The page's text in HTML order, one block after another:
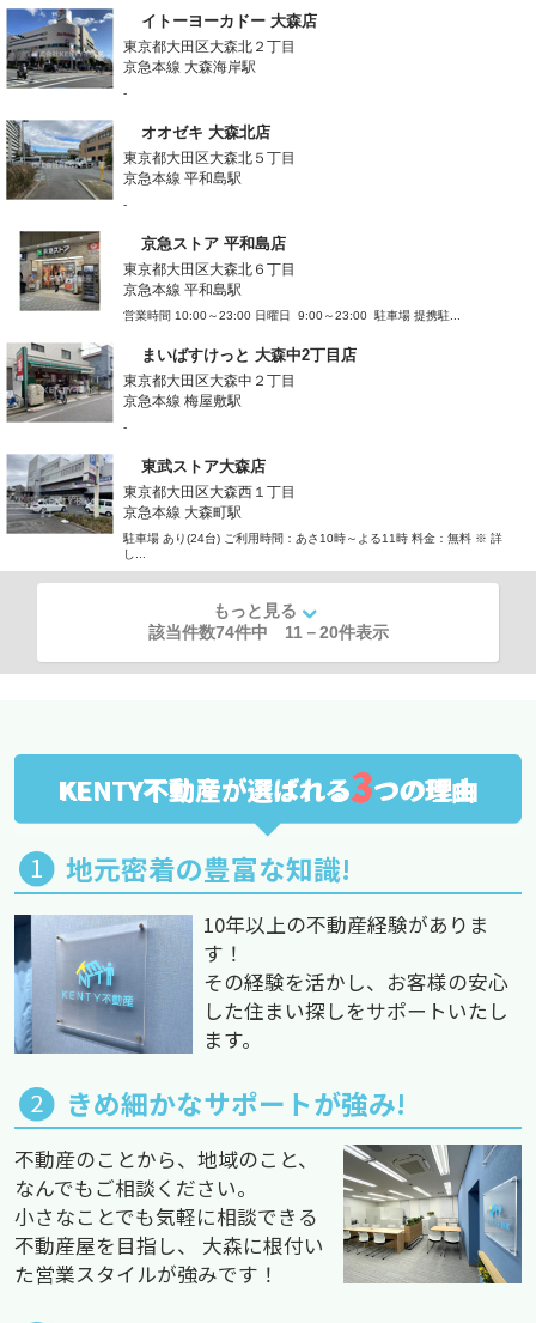
イトーヨーカドー 大森店
東京都大田区大森北２丁目
京急本線 大森海岸駅
-
オオゼキ 大森北店
東京都大田区大森北５丁目
京急本線 平和島駅
-
京急ストア 平和島店
東京都大田区大森北６丁目
京急本線 平和島駅
営業時間 10:00～23:00 日曜日 9:00～23:00 駐車場 提携駐...
まいばすけっと 大森中2丁目店
東京都大田区大森中２丁目
京急本線 梅屋敷駅
-
東武ストア大森店
東京都大田区大森西１丁目
京急本線 大森町駅
駐車場 あり(24台) ご利用時間：あさ10時～よる11時 料金：無料 ※ 詳
し...
もっと見る
該当件数74件中 11 －20件表示
KENTY不動産が選ばれる3つの理由
地元密着の豊富な知識!
10年以上の不動産経験がありま
す！
その経験を活かし、お客様の安心
した住まい探しをサポートいたし
ます。
きめ細かなサポートが強み!
不動産のことから、地域のこと、
なんでもご相談ください。
小さなことでも気軽に相談できる
不動産屋を目指し、 大森に根付い
た営業スタイルが強みです！